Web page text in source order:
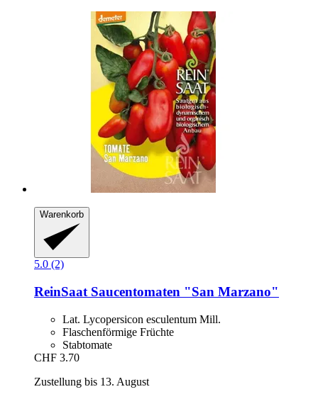
Warenkorb
5.0 (2)
ReinSaat Saucentomaten "San Marzano"
Lat. Lycopersicon esculentum Mill.
Flaschenförmige Früchte
Stabtomate
CHF 3.70
Zustellung bis 13. August